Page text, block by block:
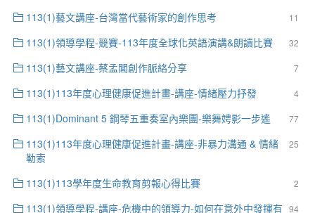
11
113(1)藝文講座-台灣當代藝術家的創作思考
32
113(1)領導學程-競賽-113年度全球化英語演講&朗讀比賽
7
113(1)藝文講座-蔡孟閶創作脈絡分享
4
113(1)113年度心理健康促進計畫-講座-情緒壓力抒發
77
113(1)Dominant 5 鋼琴五重奏室內樂團-樂舞娉影一步遙
25
113(1)113年度心理健康促進計畫-講座-非暴力溝通 & 情緒
勒索
2
113(1)113學年度生命教育剪報心得比賽
94
113(1)領導學程-講座-危機中的領導力-如何在意外中發揮有